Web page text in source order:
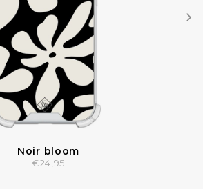
Noir bloom
€24,95